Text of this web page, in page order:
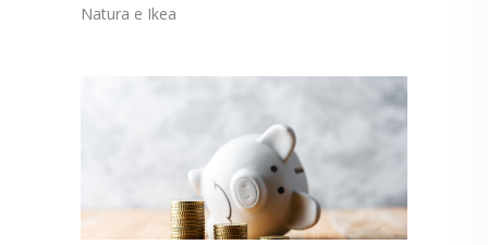
Natura e Ikea